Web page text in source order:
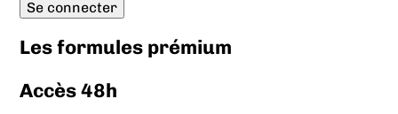
Les formules prémium
Accès 48h